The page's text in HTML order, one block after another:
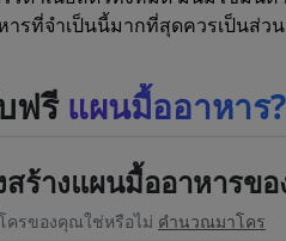
รที่จำเป็นนี้มากที่สุดควรเป็นส่ว
ฟรี แผนมื้ออาหาร?
สร้างแผนมื้ออาหารขอ
ครของคุณใช่หรือไม่ คำนวณมาโคร